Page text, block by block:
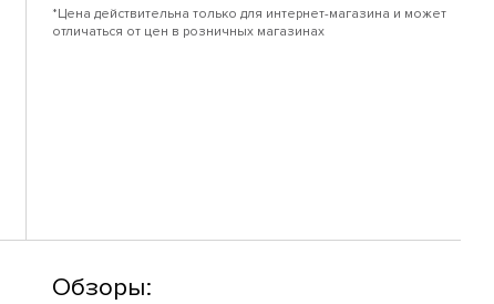
*Цена действительна только для интернет-магазина и может
отличаться от цен в розничных магазинах
Обзоры: